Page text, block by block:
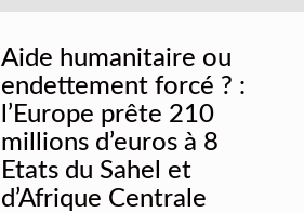
Aide humanitaire ou
endettement forcé ? :
l’Europe prête 210
millions d’euros à 8
Etats du Sahel et
d’Afrique Centrale